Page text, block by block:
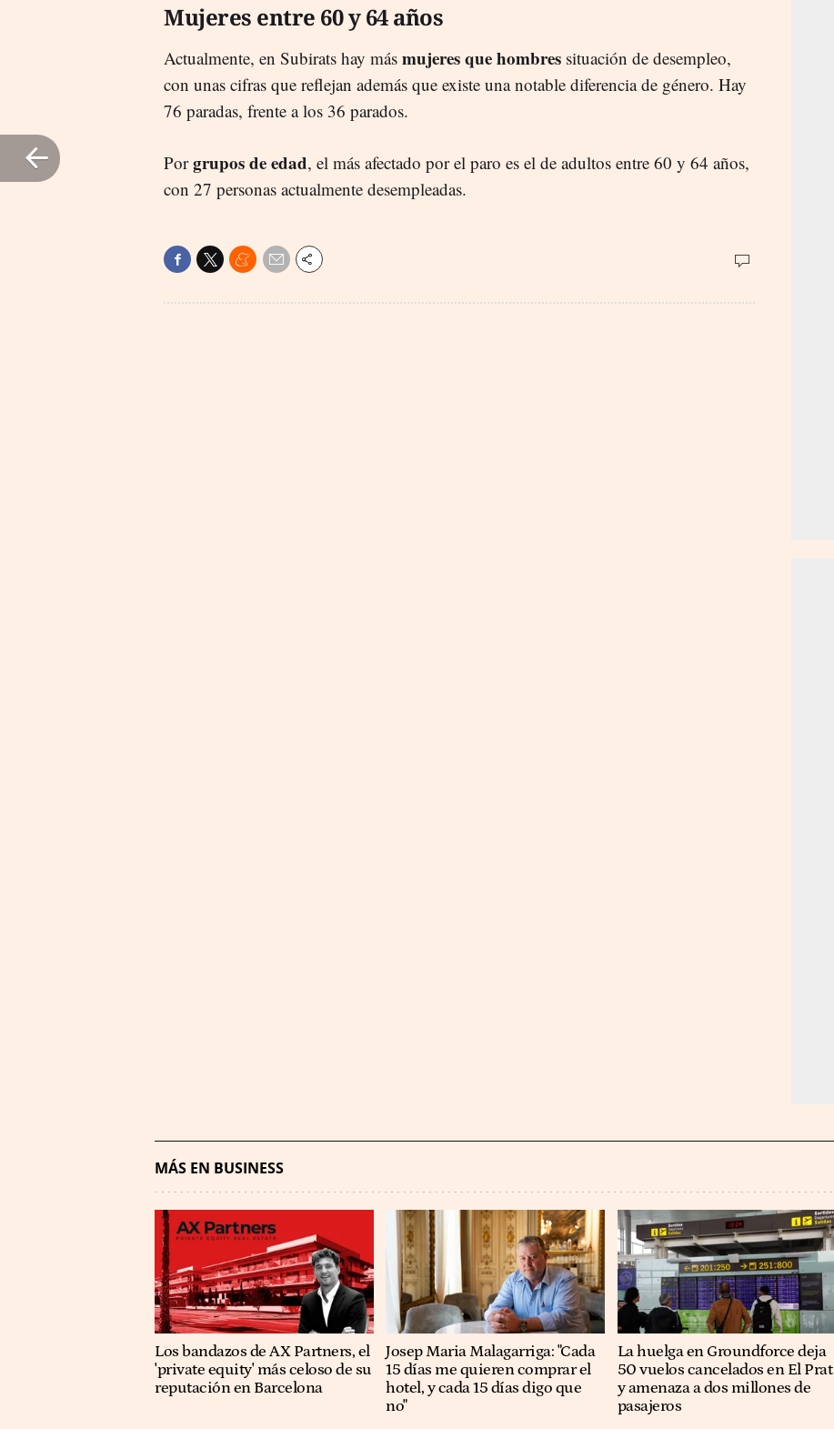
Mujeres entre 60 y 64 años
Actualmente, en Subirats hay más mujeres que hombres situación de desempleo,
con unas cifras que reflejan además que existe una notable diferencia de género. Hay
76 paradas, frente a los 36 parados.
Porgrupos de edad, el más afectado por el paro es el de adultos entre 60 y 64 años,
con 27 personas actualmente desempleadas.
MÁS EN BUSINESS
Los bandazos de AX Partners, el
'private equity' más celoso de su
reputación en Barcelona
​​Josep Maria Malagarriga: "Cada
15 días me quieren comprar el
hotel, y cada 15 días digo que
no"
La huelga en Groundforce deja
50 vuelos cancelados en El Prat
y amenaza a dos millones de
pasajeros